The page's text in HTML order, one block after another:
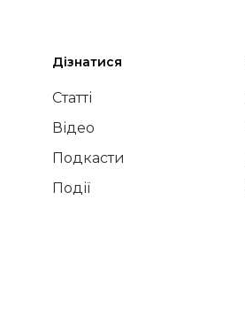
Дізнатися
Статті
Відео
Подкасти
Події